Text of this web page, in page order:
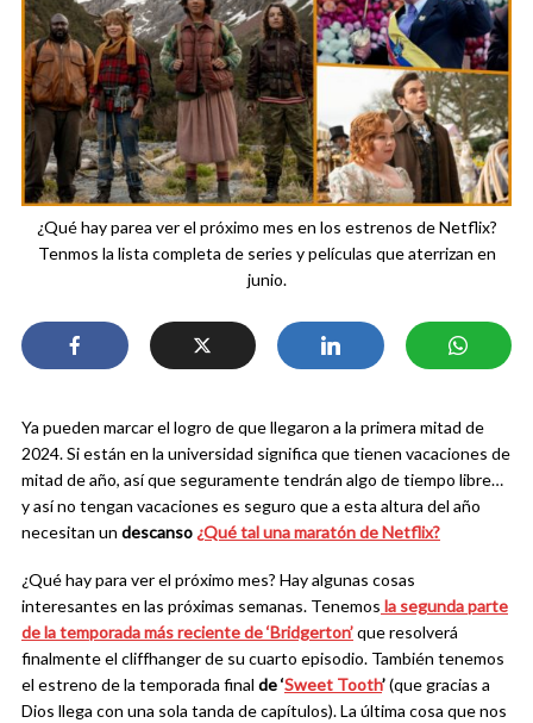
¿Qué hay parea ver el próximo mes en los estrenos de Netflix?
Tenmos la lista completa de series y películas que aterrizan en
junio.
Ya pueden marcar el logro de que llegaron a la primera mitad de
2024. Si están en la universidad significa que tienen vacaciones de
mitad de año, así que seguramente tendrán algo de tiempo libre…
y así no tengan vacaciones es seguro que a esta altura del año
necesitan un descanso¿Qué tal una maratón de Netflix?
¿Qué hay para ver el próximo mes? Hay algunas cosas
interesantes en las próximas semanas. Tenemos la segunda parte
de la temporada más reciente de ‘Bridgerton’que resolverá
finalmente el cliffhanger de su cuarto episodio. También tenemos
el estreno de la temporada final de ‘Sweet Tooth’(que gracias a
Dios llega con una sola tanda de capítulos). La última cosa que nos